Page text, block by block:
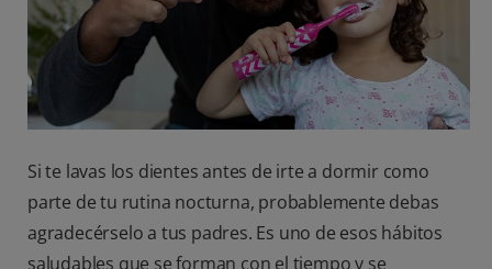
SUSCRÍBASE
Si te lavas los dientes antes de irte a dormir como
parte de tu rutina nocturna, probablemente debas
agradecérselo a tus padres. Es uno de esos hábitos
saludables que se forman con el tiempo y se